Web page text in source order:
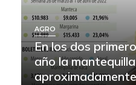
AGRO
En los dos
año la